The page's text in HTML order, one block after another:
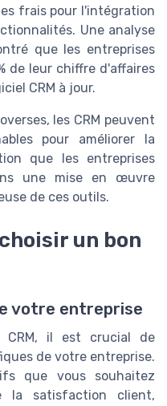
frais pour l'intégration
Une analyse
que les entreprises
de leur chiffre d'affaires
CRM à jour.
les CRM peuvent
pour améliorer la
que les entreprises
une mise en œuvre
de ces outils.
un bon
votre entreprise
CRM, il est crucial de
de votre entreprise.
que vous souhaitez
la satisfaction client,